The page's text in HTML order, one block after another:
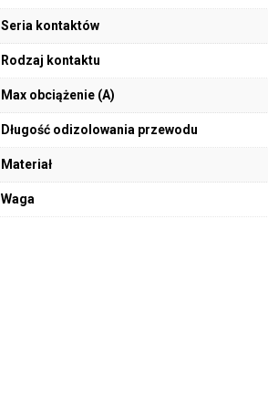
Seria kontaktów
Rodzaj kontaktu
Max obciążenie (A)
Długość odizolowania przewodu
Materiał
Waga